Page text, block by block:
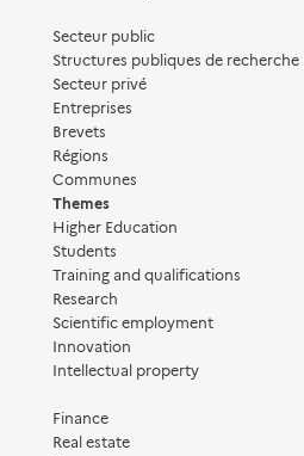
Secteur public
Structures publiques de recherche
Secteur privé
Entreprises
Brevets
Régions
Communes
Themes
Higher Education
Students
Training and qualifications
Research
Scientific employment
Innovation
Intellectual property
Finance
Real estate